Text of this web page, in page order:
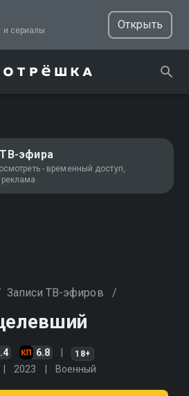
ТВ, фильмы и сериалы
Открыть
эфира
- временный доступ,
Записи ТВ-эфиров /
6.8 18+
2023 Военный